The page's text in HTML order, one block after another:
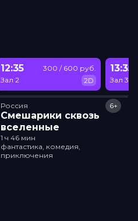
12:35
Зал 2
300 / 600 руб.
2D
13:35
Зал 3
Россия
Смешарики сквозь
вселенные
6+
1 ч 46 мин
фантастика, комедия,
приключения